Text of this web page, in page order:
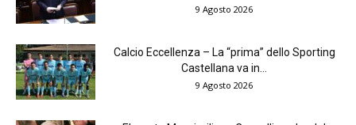
9 Agosto 2026
Calcio Eccellenza – La “prima” dello Sporting
Castellana va in...
9 Agosto 2026